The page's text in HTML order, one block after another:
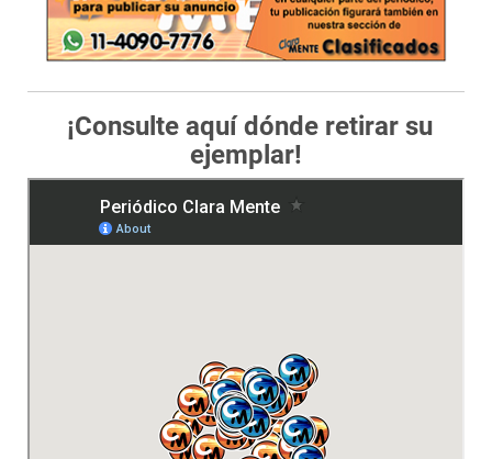
¡Consulte aquí dónde retirar su
ejemplar!